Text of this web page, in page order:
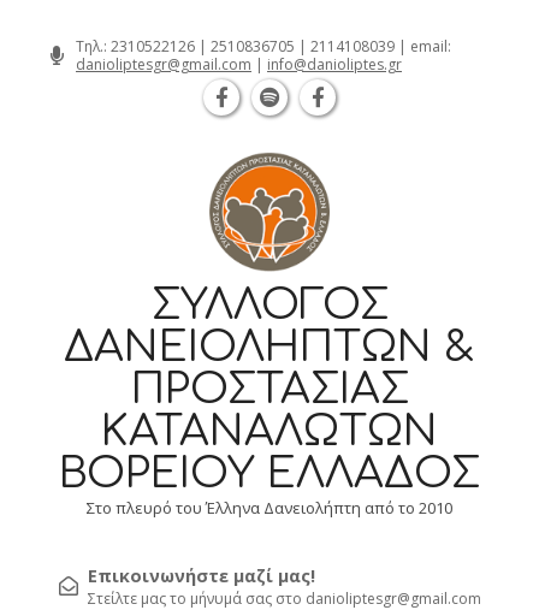
Τηλ.: 2310522126 | 2510836705 | 2114108039 | email:
danioliptesgr@gmail.com | info@danioliptes.gr
ΣΎΛΛΟΓΟΣ
ΔΑΝΕΙΟΛΗΠΤΏΝ &
ΠΡΟΣΤΑΣΊΑΣ
ΚΑΤΑΝΑΛΩΤΏΝ
ΒΟΡΕΊΟΥ ΕΛΛΆΔΟΣ
Στο πλευρό του Έλληνα Δανειολήπτη από το 2010
Επικοινωνήστε μαζί μας!
Στείλτε μας το μήνυμά σας στο danioliptesgr@gmail.com